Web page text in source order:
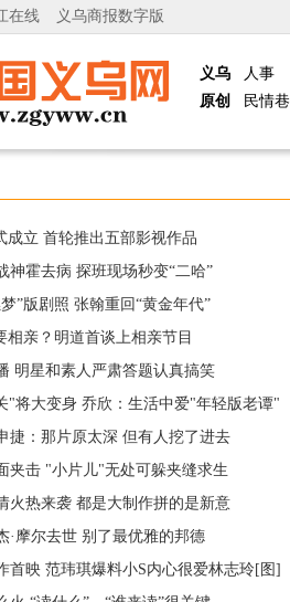
在线 义乌商报数字版
义乌
原创
人事
民情巷
成立 首轮推出五部影视作品
神霍去病 探班现场秒变“二哈”
梦”版剧照 张翰重回“黄金年代”
相亲？明道首谈上相亲节目
明星和素人严肃答题认真搞笑
"将大变身 乔欣：生活中爱"年轻版老谭"
捷：那片原太深 但有人挖了进去
夹击 "小片儿"无处可躲夹缝求生
火热来袭 都是大制作拼的是新意
·摩尔去世 别了最优雅的邦德
首映 范玮琪爆料小S内心很爱林志玲[图]